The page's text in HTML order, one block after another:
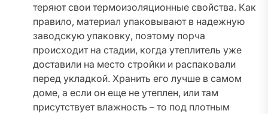
теряют свои термоизоляционные свойства. Как
правило, материал упаковывают в надежную
заводскую упаковку, поэтому порча
происходит на стадии, когда утеплитель уже
доставили на место стройки и распаковали
перед укладкой. Хранить его лучше в самом
доме, а если он еще не утеплен, или там
присутствует влажность – то под плотным